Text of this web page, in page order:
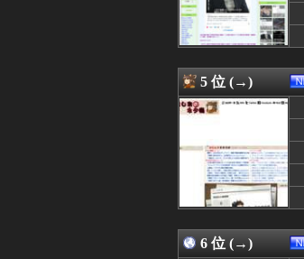
08/06 16:20
08/06 16:12
08/06 16:11
08/06 16:09
08/06 16:04
08/06 16:03
08/06 16:00
08/06 16:00
08/06 16:00
08/06 16:00
08/06 16:00
08/06 16:00
5 位 (→)
6 位 (→)